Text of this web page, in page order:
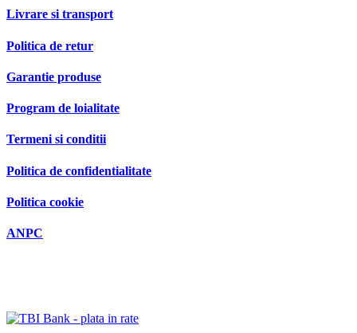
Livrare si transport
Politica de retur
Garantie produse
Program de loialitate
Termeni si conditii
Politica de confidentialitate
Politica cookie
ANPC